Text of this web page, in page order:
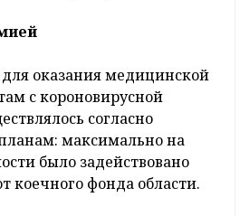
оказания медицинской
с короновирусной
согласно
максимально на
было задействовано
коечного фонда области.